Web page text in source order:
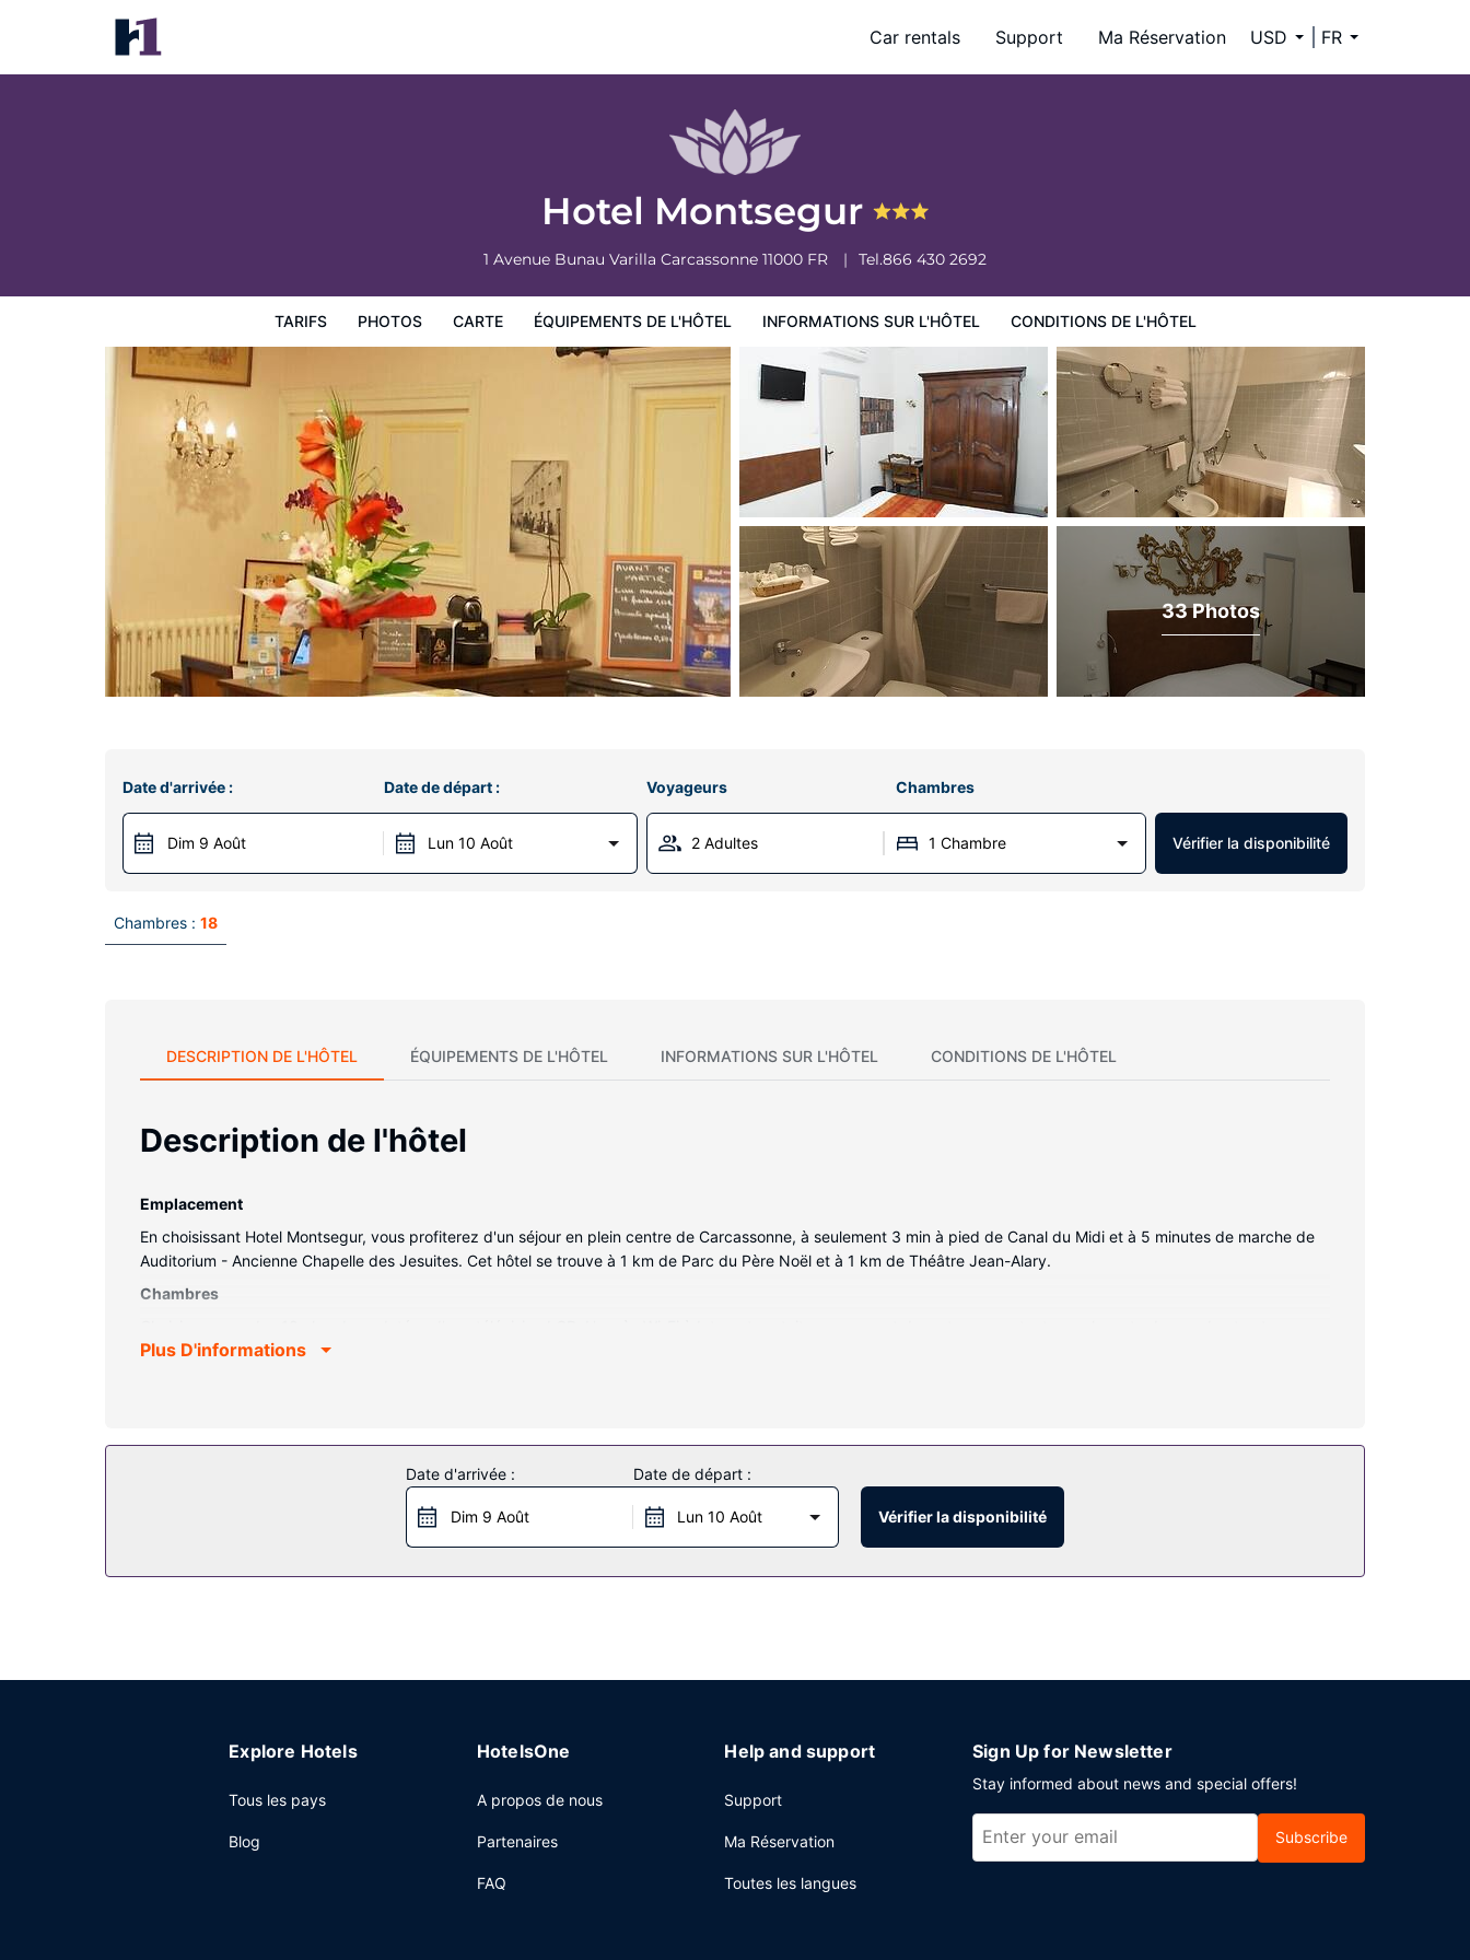
Car rentals Support Ma Réservation USD FR
Hotel Montsegur
1 Avenue Bunau Varilla Carcassonne 11000 FR Tel.866 430 2692
TARIFS PHOTOS CARTE ÉQUIPEMENTS DE L'HÔTEL INFORMATIONS SUR L'HÔTEL CONDITIONS DE L'HÔTEL
Hotel Montsegur
Tarifs
33 Photos
Date d'arrivée :
Dim 9 Août
Date de départ :
Lun 10 Août
Voyageurs Chambres
2 Adultes 1 Chambre Vérifier la disponibilité
Chambres : 18
DESCRIPTION DE L'HÔTEL ÉQUIPEMENTS DE L'HÔTEL INFORMATIONS SUR L'HÔTEL CONDITIONS DE L'HÔTEL
Description de l'hôtel
Emplacement
En choisissant Hotel Montsegur, vous profiterez d'un séjour en plein centre de Carcassonne, à seulement 3 min à pied de Canal du Midi et à 5 minutes de marche de
Auditorium - Ancienne Chapelle des Jesuites. Cet hôtel se trouve à 1 km de Parc du Père Noël et à 1 km de Théâtre Jean-Alary.
Chambres
divertissement est assuré par des chaînes numériques. Une salle de bain privée avec une baignoire ou une douche est à votre disposition. Vous y trouvez également
Profitez des nombreux équipements et services qui caractérisent l'hébergement, notamment l'accès Wi-Fi à Internet gratuit, un service de conciergerie et une
Lors de votre séjour dans cet hôtel, vous pourrez prendre vos repas dans votre chambre grâce au service d'étage 24 h/24. Un petit déjeuner buffet est servi tous les
jours de 07 h 30 à 10 h 00 moyennant un supplément.
Plus D'informations
Date d'arrivée :
Dim 9 Août
Date de départ :
Lun 10 Août Vérifier la disponibilité
Explore Hotels
Tous les pays
Blog
HotelsOne
A propos de nous
Partenaires
FAQ
Help and support
Support
Ma Réservation
Toutes les langues
Sign Up for Newsletter
Stay informed about news and special offers!
Subscribe